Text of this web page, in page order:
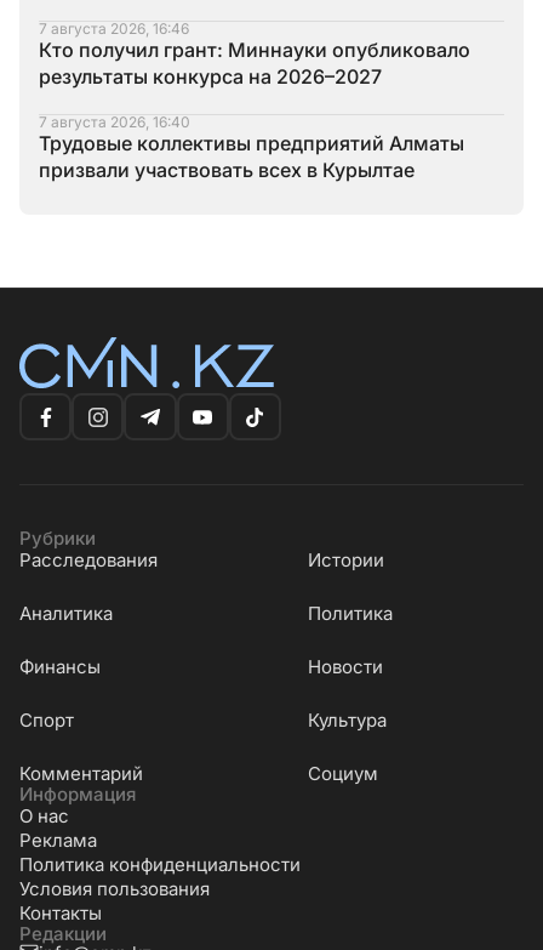
7 августа 2026, 16:46
Кто получил грант: Миннауки опубликовало
результаты конкурса на 2026–2027
7 августа 2026, 16:40
Трудовые коллективы предприятий Алматы
призвали участвовать всех в Курылтае
Рубрики
Расследования
Истории
Аналитика Политика
Финансы Новости
Cпорт Культура
Комментарий
Социум
Информация
О нас
Реклама
Политика конфиденциальности
Условия пользования
Контакты
Редакции